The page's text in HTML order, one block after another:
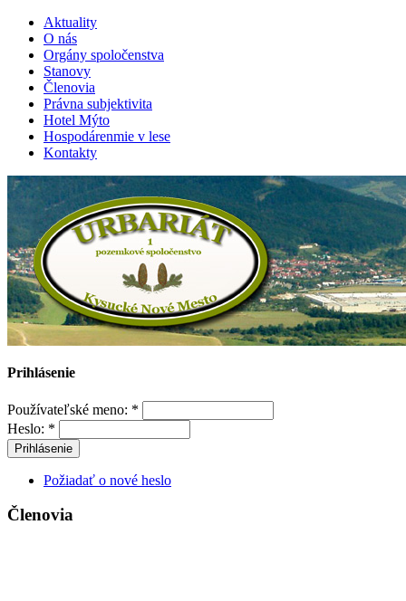
Aktuality
O nás
Orgány spoločenstva
Stanovy
Členovia
Právna subjektivita
Hotel Mýto
Hospodárenmie v lese
Kontakty
Prihlásenie
Používateľské meno: *
Heslo: *
Požiadať o nové heslo
Členovia